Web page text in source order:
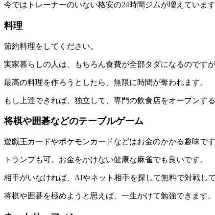
今ではトレーナーのいない格安の24時間ジムが増えていま
料理
節約料理をしてください。
実家暮らしの人は、もちろん食費が全部タダになるのです
最高の料理を作ろうとしたら、無限に時間が奪われます。
もし上達できれば、独立して、専門の飲食店をオープンす
将棋や囲碁などのテーブルゲーム
遊戯王カードやポケモンカードなどはお金のかかる趣味で
トランプも可。お金をかけない健康な麻雀でも良いです。
相手がいなければ、AIやネット相手を探して無料で対戦して
将棋や囲碁を極めようと思えば、一生かけて勉強できます